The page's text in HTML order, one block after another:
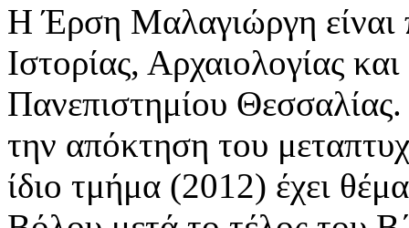
Η Έρση Μαλαγιώργη είναι
Ιστορίας, Αρχαιολογίας
Πανεπιστημίου
την απόκτηση του
ίδιο τμήμα (2012) έχει